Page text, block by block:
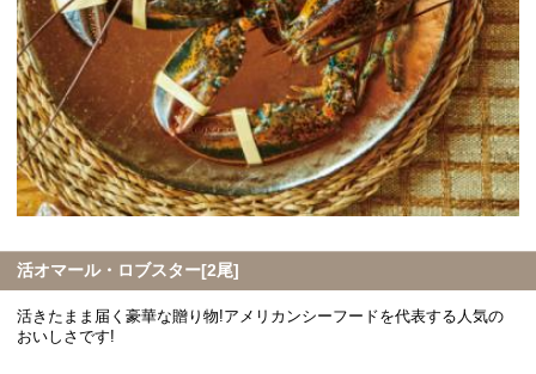
活オマール・ロブスター[2尾]
活きたまま届く豪華な贈り物!アメリカンシーフードを代表する人気の
おいしさです!